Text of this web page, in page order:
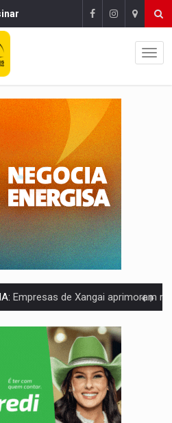
China descobre como explodir asteroide com bomba
morre após bater na traseira de
Essa receita com frango virou o meu
7 negócios que podem começar com pouco dinheiro e
AMÉRICA: Brasil reúne dimensão continental e posição